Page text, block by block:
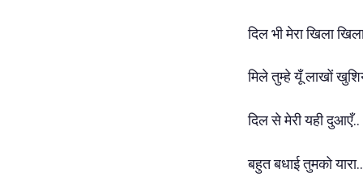
दिल भी मेरा खिला
मिले तुम्हे यूँ लाखों
दिल से मेरी यही दुआएँ..
बहुत बधाई तुमको